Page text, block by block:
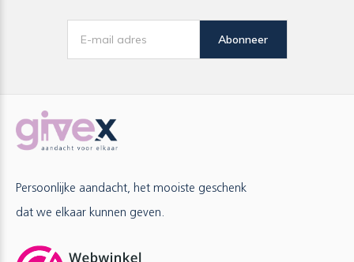
Abonneer
Persoonlijke aandacht, het mooiste geschenk
dat we elkaar kunnen geven.